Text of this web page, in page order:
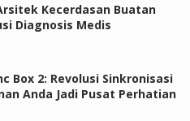
Kecerdasan Buatan
Diagnosis Medis
Box 2: Revolusi Sinkronisasi
Anda Jadi Pusat Perhatian